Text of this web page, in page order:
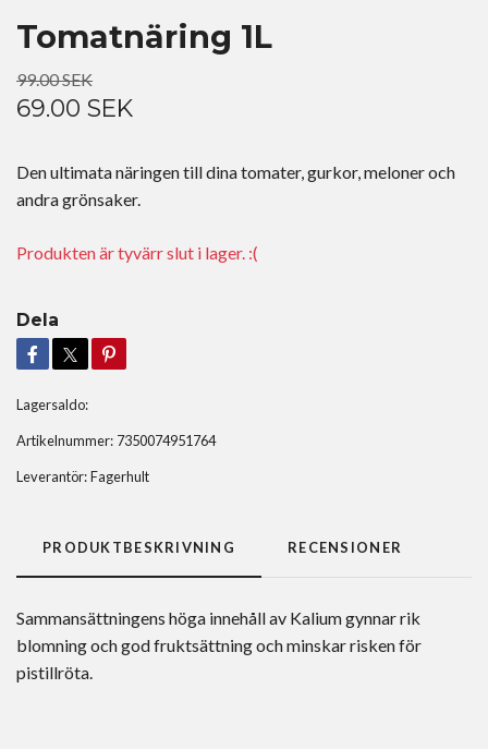
Tomatnäring 1L
99.00 SEK
69.00 SEK
Den ultimata näringen till dina tomater, gurkor, meloner och
andra grönsaker.
Produkten är tyvärr slut i lager. :(
Dela
Lagersaldo:
Artikelnummer: 7350074951764
Leverantör:Fagerhult
PRODUKTBESKRIVNING RECENSIONER
Sammansättningens höga innehåll av Kalium gynnar rik
blomning och god fruktsättning och minskar risken för
pistillröta.